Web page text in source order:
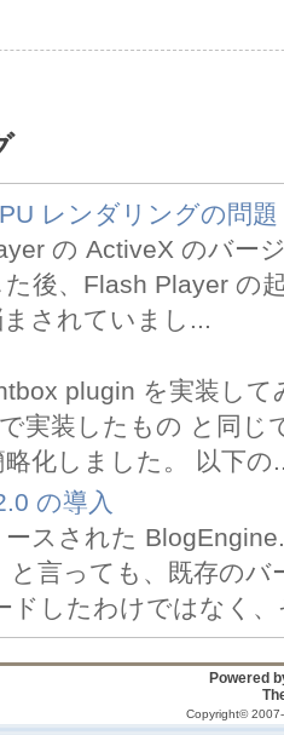
レンダリングの問題
の ActiveX のバー
後、Flash Player の
されていまし...
plugin を実装し
実装したもの と同じ
化しました。 以下の
の導入
スされた
と言っても、既存の
ドしたわけではなく
Powered
Copyright©